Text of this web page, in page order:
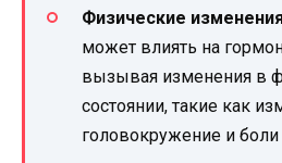
Физические
может влиять на
вызывая изменения в
состоянии, такие как
головокружение и боли